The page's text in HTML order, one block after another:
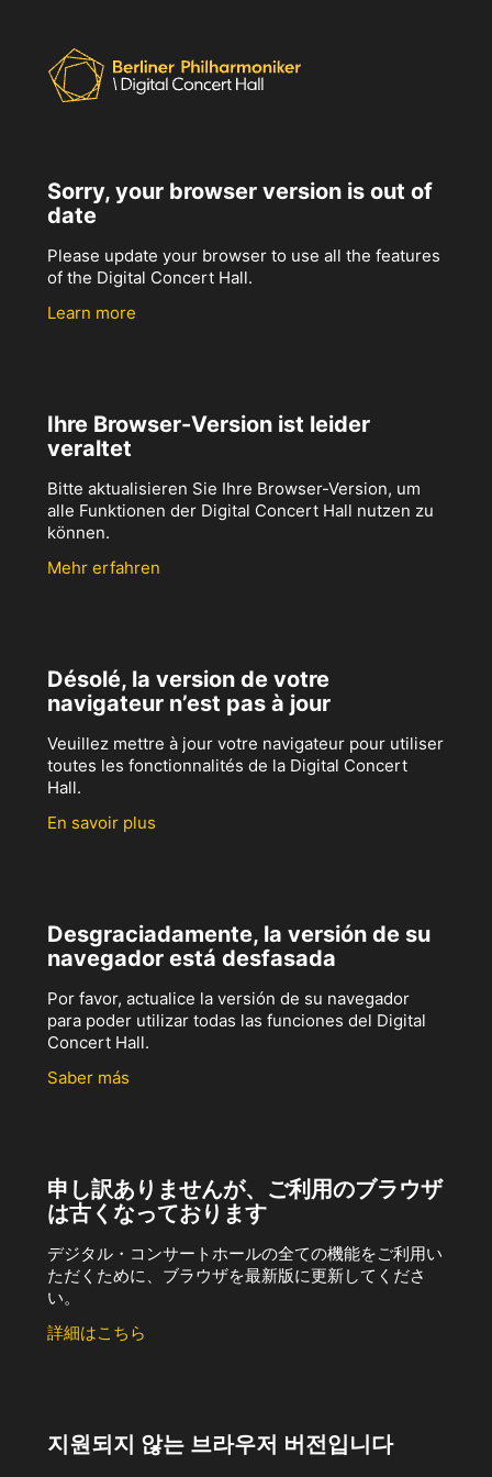
Sorry, your browser version is out of
date
Please update your browser to use all the features
of the Digital Concert Hall.
Learn more
Ihre Browser-Version ist leider
veraltet
Bitte aktualisieren Sie Ihre Browser-Version, um
alle Funktionen der Digital Concert Hall nutzen zu
können.
Mehr erfahren
Désolé, la version de votre
navigateur n’est pas à jour
Veuillez mettre à jour votre navigateur pour utiliser
toutes les fonctionnalités de la Digital Concert
Hall.
En savoir plus
Desgraciadamente, la versión de su
navegador está desfasada
Por favor, actualice la versión de su navegador
para poder utilizar todas las funciones del Digital
Concert Hall.
Saber más
申し訳ありませんが、ご利用のブラウザ
は古くなっております
デジタル・コンサートホールの全ての機能をご利用い
ただくために、ブラウザを最新版に更新してくださ
い。
詳細はこちら
지원되지 않는 브라우저 버전입니다